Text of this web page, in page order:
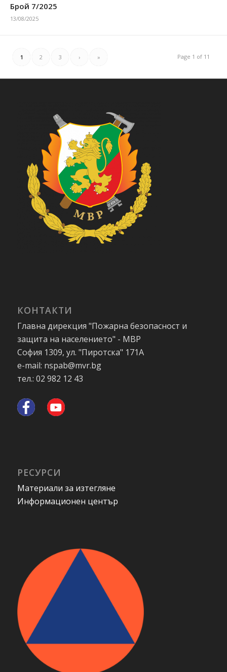
Брой 7/2025
13/08/2025
Page 1 of 11
1 2 3 › »
КОНТАКТИ
Главна дирекция "Пожарна безопасност и
защита на населението" - МВР
София 1309, ул. "Пиротска" 171А
e-mail: nspab@mvr.bg
тел.: 02 982 12 43
РЕСУРСИ
Материали за изтегляне
Информационен център